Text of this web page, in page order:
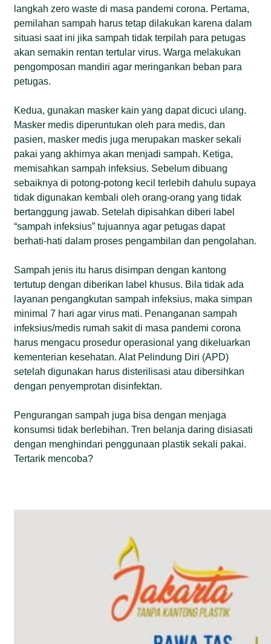
langkah zero waste di masa pandemi corona. Pertama,
pemilahan sampah harus tetap dilakukan karena dalam
situasi saat ini jika sampah tidak terpilah para petugas
akan semakin rentan tertular virus. Warga melakukan
pengomposan mandiri agar meringankan beban para
petugas.
Kedua, gunakan masker kain yang dapat dicuci ulang.
Masker medis diperuntukan oleh para medis, dan
pasien, masker medis juga merupakan masker sekali
pakai yang akhirnya akan menjadi sampah. Ketiga,
memisahkan sampah infeksius. Sebelum dibuang
sebaiknya di potong-potong kecil terlebih dahulu supaya
tidak digunakan kembali oleh orang-orang yang tidak
bertanggung jawab. Setelah dipisahkan diberi label
“sampah infeksius” tujuannya agar petugas dapat
berhati-hati dalam proses pengambilan dan pengolahan.
Sampah jenis itu harus disimpan dengan kantong
tertutup dengan diberikan label khusus. Bila tidak ada
layanan pengangkutan sampah infeksius, maka simpan
minimal 7 hari agar virus mati. Penanganan sampah
infeksius/medis rumah sakit di masa pandemi corona
harus mengacu prosedur operasional yang dikeluarkan
kementerian kesehatan. Alat Pelindung Diri (APD)
setelah digunakan harus disterilisasi atau dibersihkan
dengan penyemprotan disinfektan.
Pengurangan sampah juga bisa dengan menjaga
konsumsi tidak berlebihan. Tren belanja daring disiasati
dengan menghindari penggunaan plastik sekali pakai.
Tertarik mencoba?